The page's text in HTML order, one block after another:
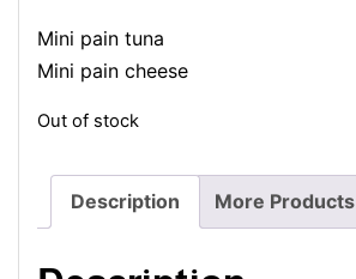
Mini pain tuna
Mini pain cheese
Out of stock
Description More Products